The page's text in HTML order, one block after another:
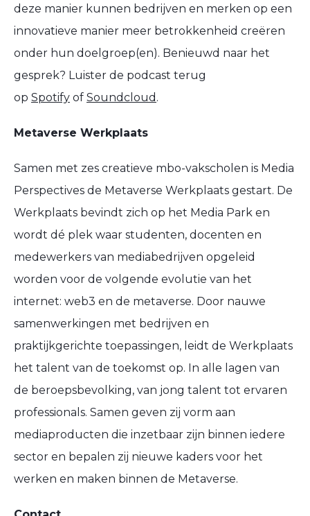
deze manier kunnen bedrijven en merken op een
innovatieve manier meer betrokkenheid creëren
onder hun doelgroep(en). Benieuwd naar het
gesprek? Luister de podcast terug
op Spotify of Soundcloud .
Metaverse Werkplaats
Samen met zes creatieve mbo-vakscholen is Media
Perspectives de Metaverse Werkplaats gestart. De
Werkplaats bevindt zich op het Media Park en
wordt dé plek waar studenten, docenten en
medewerkers van mediabedrijven opgeleid
worden voor de volgende evolutie van het
internet: web3 en de metaverse. Door nauwe
samenwerkingen met bedrijven en
praktijkgerichte toepassingen, leidt de Werkplaats
het talent van de toekomst op. In alle lagen van
de beroepsbevolking, van jong talent tot ervaren
professionals. Samen geven zij vorm aan
mediaproducten die inzetbaar zijn binnen iedere
sector en bepalen zij nieuwe kaders voor het
werken en maken binnen de Metaverse.